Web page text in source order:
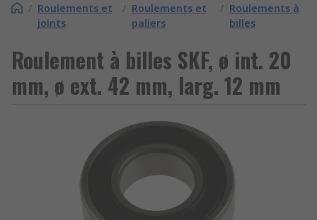
/ Roulements et
joints
/ Roulements et
paliers
/ Roulements à
billes
Roulement à billes SKF, ø int. 20
mm, ø ext. 42 mm, larg. 12 mm